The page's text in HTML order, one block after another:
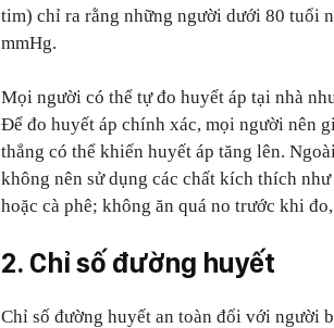
tim) chỉ ra rằng những người dưới 80 tuổi
mmHg.
Mọi người có thể tự đo huyết áp tại nhà
Để đo huyết áp chính xác, mọi người nên
thẳng có thể khiến huyết áp tăng lên.
không nên sử dụng các chất kích thích
hoặc cà phê; không ăn quá no trước khi
2. Chỉ số đường huyết
Chỉ số đường huyết an toàn đối với người